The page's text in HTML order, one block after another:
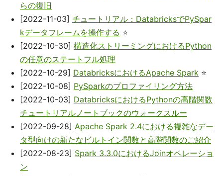
らの復旧
[2022-11-03] チュートリアル：DatabricksでPySpar
kデータフレームを操作する ⭐
[2022-10-30] 構造化ストリーミングにおけるPython
の任意のステートフル処理
[2022-10-29] DatabricksにおけるApache Spark ⭐
[2022-10-08] PySparkのプロファイリング方法
[2022-10-03] DatabricksにおけるPythonの高階関数
チュートリアルノートブックのウォークスルー
[2022-09-28] Apache Spark 2.4における複雑なデー
タ型向けの新たなビルトイン関数と高階関数のご紹介
[2022-08-23] Spark 3.3.0におけるJoinオペレーショ
ン